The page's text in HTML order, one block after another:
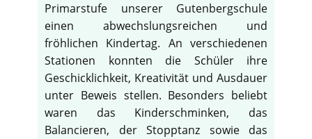
Primarstufe unserer Gutenbergschule
einen abwechslungsreichen und
fröhlichen Kindertag. An verschiedenen
Stationen konnten die Schüler ihre
Geschicklichkeit, Kreativität und Ausdauer
unter Beweis stellen. Besonders beliebt
waren das Kinderschminken, das
Balancieren, der Stopptanz sowie das